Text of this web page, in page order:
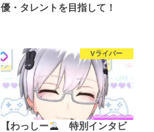
優・タレントを目指して！
Vライバー
【わっしー
特別インタビ